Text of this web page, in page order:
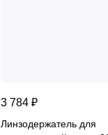
3 784 ₽
Линзодержатель для